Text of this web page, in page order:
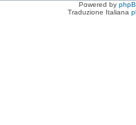
Powered by
Traduzione Italiana